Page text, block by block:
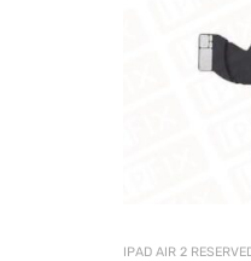
IPAD AIR 2